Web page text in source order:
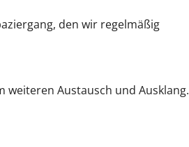
den wir regelmäßig
weiteren Austausch und Ausklang.